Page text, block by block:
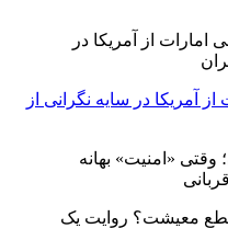
آمریکا در سایه نگرانی از
قطع معیشت؟ روایت یک